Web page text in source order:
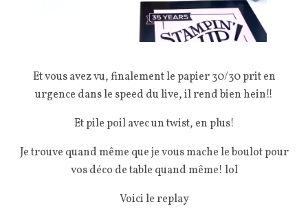
Et vous avez vu, finalement le papier 30/30 prit en
urgence dans le speed du live, il rend bien hein!!
Et pile poil avec un twist, en plus!
Je trouve quand même que je vous mache le boulot pour
vos déco de table quand même! lol
Voici le replay